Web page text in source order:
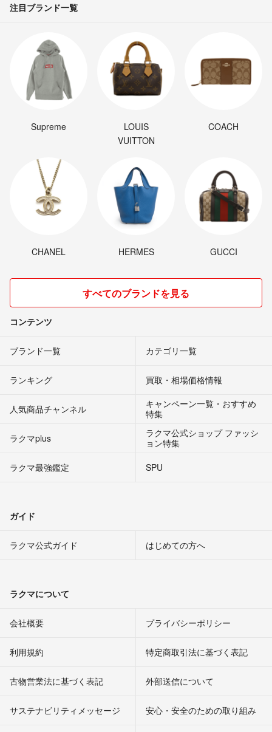
注目ブランド一覧
Supreme
LOUIS
VUITTON
COACH
CHANEL HERMES GUCCI
すべてのブランドを見る
コンテンツ
ブランド一覧 カテゴリ一覧
ランキング 買取・相場価格情報
人気商品チャンネル
キャンペーン一覧・おすすめ
特集
ラクマplus
ラクマ公式ショップ ファッシ
ョン特集
ラクマ最強鑑定
SPU
ガイド
ラクマ公式ガイド はじめての方へ
ラクマについて
会社概要 プライバシーポリシー
利用規約 特定商取引法に基づく表記
古物営業法に基づく表記 外部送信について
サステナビリティメッセージ 安心・安全のための取り組み